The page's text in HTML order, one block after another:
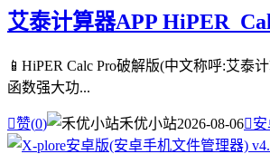
艾泰计算器APP
📱HiPER Calc Pro破解版(中文称呼:艾泰
函数强大功...
赞(0) 禾优小站2026-08-06安